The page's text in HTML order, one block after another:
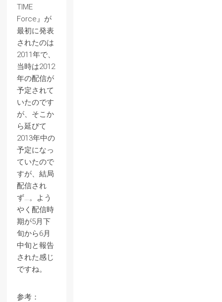
TIME
Force』が
最初に発表
されたのは
2011年で、
当時は2012
年の配信が
予定されて
いたのです
が、そこか
ら延びて
2013年中の
予定になっ
ていたので
すが、結局
配信され
ず…。よう
やく配信時
期が5月下
旬から6月
中旬と報告
された感じ
ですね。
参考：